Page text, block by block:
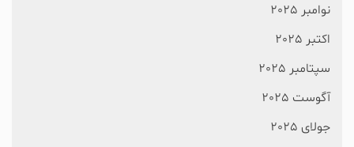
نوامبر 2025
اکتبر 2025
سپتامبر 2025
آگوست 2025
جولای 2025